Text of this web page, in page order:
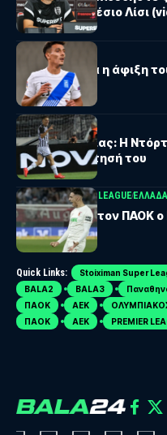
Τύπου του Αλέσιο Λίσι
ΠΑΟΚ
ΠΑΟΚ: Σήμερα η άφιξη
ΠΑΟΚ
Κωνσταντέλιας: Η
για την απόκτησή του
STOIXIMAN SUPER LEAGUEΕΛΛΑΔΑ
Επιστρέφει στον ΠΑΟΚ ο
Quick Links: Stoiximan Super
BALA2
BALA3
ΠΑΟΚ
ΑΕΚ
ΠΑΟΚ
ΑΕΚ PREMIER